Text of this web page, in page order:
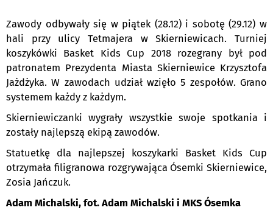
Zawody odbywały się w piątek (28.12) i sobotę (29.12) w
hali przy ulicy Tetmajera w Skierniewicach. Turniej
koszykówki Basket Kids Cup 2018 rozegrany był pod
patronatem Prezydenta Miasta Skierniewice Krzysztofa
Jażdżyka. W zawodach udział wzięło 5 zespołów. Grano
systemem każdy z każdym.
Skierniewiczanki wygrały wszystkie swoje spotkania i
zostały najlepszą ekipą zawodów.
Statuetkę dla najlepszej koszykarki Basket Kids Cup
otrzymała filigranowa rozgrywająca Ósemki Skierniewice,
Zosia Jańczuk.
Adam Michalski, fot. Adam Michalski i MKS Ósemka